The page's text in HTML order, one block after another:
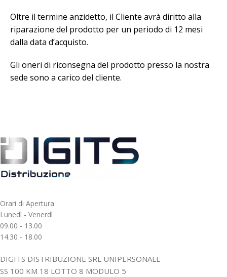
Oltre il termine anzidetto, il Cliente avrà diritto alla
riparazione del prodotto per un periodo di 12 mesi
dalla data d’acquisto.
Gli oneri di riconsegna del prodotto presso la nostra
sede sono a carico del cliente.
Orari di Apertura
Lunedì - Venerdì
09.00 - 13.00
14.30 - 18.00
DIGITS DISTRIBUZIONE SRL UNIPERSONALE
SS 100 KM 18 LOTTO 8 MODULO 5